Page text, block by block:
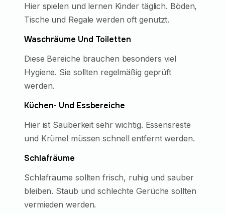
Hier spielen und lernen Kinder täglich. Böden,
Tische und Regale werden oft genutzt.
Waschräume Und Toiletten
Diese Bereiche brauchen besonders viel
Hygiene. Sie sollten regelmäßig geprüft
werden.
Küchen- Und Essbereiche
Hier ist Sauberkeit sehr wichtig. Essensreste
und Krümel müssen schnell entfernt werden.
Schlafräume
Schlafräume sollten frisch, ruhig und sauber
bleiben. Staub und schlechte Gerüche sollten
vermieden werden.